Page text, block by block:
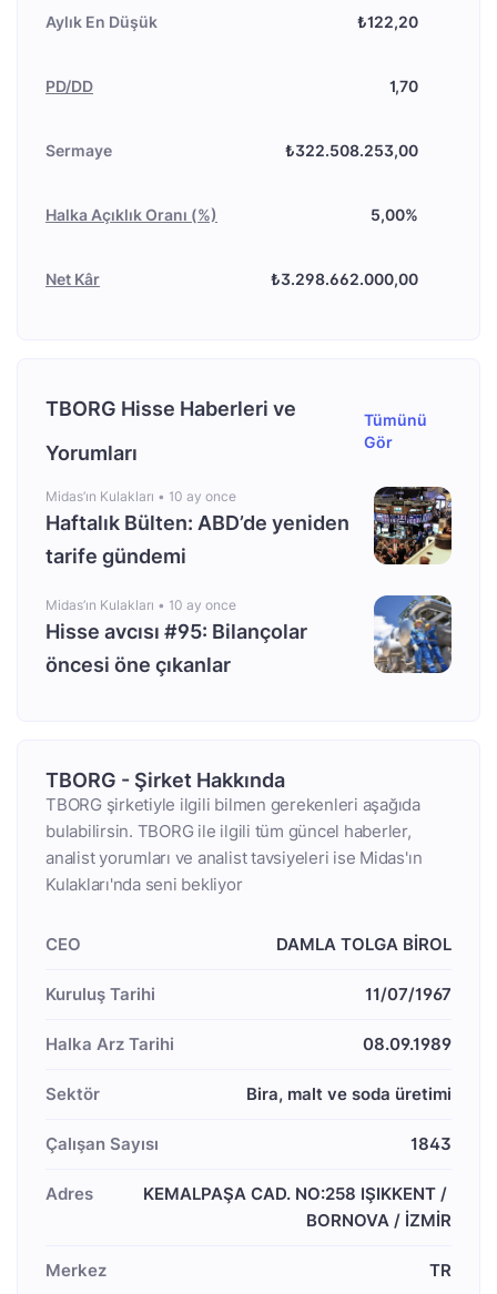
Aylık En Düşük ₺122,20
PD/DD 1,70
Sermaye ₺322.508.253,00
Halka Açıklık Oranı (%) 5,00%
Net Kâr ₺3.298.662.000,00
TBORG Hisse Haberleri ve
Yorumları
Tümünü
Gör
Midas’ın Kulakları • 10 ay once
Haftalık Bülten: ABD’de yeniden
tarife gündemi
Midas’ın Kulakları • 10 ay once
Hisse avcısı #95: Bilançolar
öncesi öne çıkanlar
TBORG - Şirket Hakkında
TBORG şirketiyle ilgili bilmen gerekenleri aşağıda
bulabilirsin. TBORG ile ilgili tüm güncel haberler,
analist yorumları ve analist tavsiyeleri ise Midas'ın
Kulakları'nda seni bekliyor
CEO DAMLA TOLGA BİROL
Kuruluş Tarihi 11/07/1967
Halka Arz Tarihi 08.09.1989
Sektör Bira, malt ve soda üretimi
Çalışan Sayısı 1843
Adres
KEMALPAŞA CAD. NO:258 IŞIKKENT /
BORNOVA / İZMİR
Merkez TR